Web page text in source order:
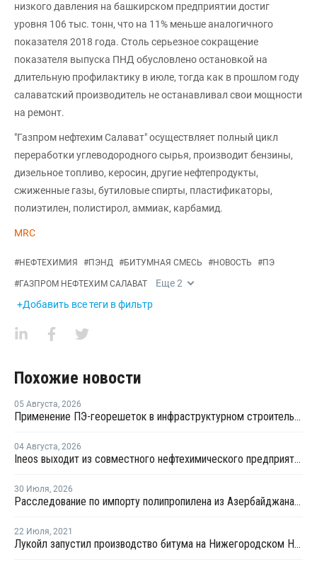
низкого давления на башкирском предприятии достиг
уровня 106 тыс. тонн, что на 11% меньше аналогичного
показателя 2018 года. Столь серьезное сокращение
показателя выпуска ПНД обусловлено остановкой на
длительную профилактику в июле, тогда как в прошлом году
салаватский производитель не останавливал свои мощности
на ремонт.
"Газпром нефтехим Салават" осуществляет полный цикл
переработки углеводородного сырья, производит бензины,
дизельное топливо, керосин, другие нефтепродукты,
сжиженные газы, бутиловые спирты, пластификаторы,
полиэтилен, полистирол, аммиак, карбамид.
MRC
#НЕФТЕХИМИЯ #ПЭНД #БИТУМНАЯ СМЕСЬ #НОВОСТЬ #ПЭ
#ГАЗПРОМ НЕФТЕХИМ САЛАВАТ Еще2
+Добавить все теги в фильтр
Похожие новости
05 Августа, 2026
Применение ПЭ-георешеток в инфраструктурном строительстве позволяет сократить расход щебня на 30%
04 Августа, 2026
Ineos выходит из совместного нефтехимического предприятия с Sinopec
30 Июля, 2026
Расследование по импорту полипропилена из Азербайджана продлено на три месяца
22 Июля, 2021
Лукойл запустил производство битума на Нижегородском НПЗ